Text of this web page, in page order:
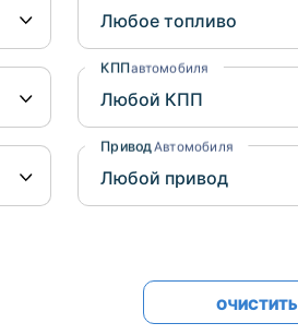
Mazda
Mitsubishi
Subaru
Suzuki
BMW
Audi
КППавтомобиля
Привод Автомобиля
ОЧИСТИТЬ